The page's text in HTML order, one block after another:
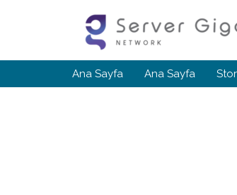
Ana Sayfa Ana Sayfa